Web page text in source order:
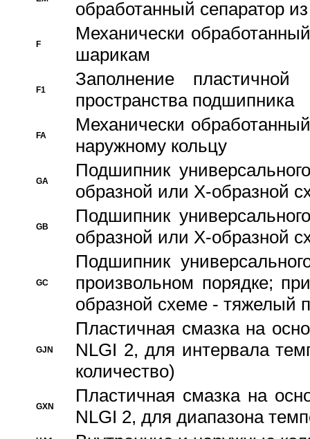
обработанный сепаратор
F
Механически
шарикам
F1
Заполнение
пространства подшипника
FA
Механически
наружному кольцу
GA
Подшипник
образной или Х-образной
GB
Подшипник
образной или Х-образной
GC
Подшипник
произвольном порядке;
образной схеме - тяжелый
GJN
Пластичная смазка на
NLGI 2, для интервала
количество)
GXN
Пластичная смазка на
NLGI 2, для диапазона